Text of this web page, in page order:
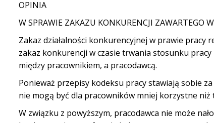
OPINIA
W SPRAWIE ZAKAZU KONKURENCJI ZAWARTEGO
Zakaz działalności konkurencyjnej w prawie pracy
zakaz konkurencji w czasie trwania stosunku
między pracownikiem, a pracodawcą.
Ponieważ przepisy kodeksu pracy stawiają sobie
nie mogą być dla pracowników mniej korzystne niż
W związku z powyższym, pracodawca nie może